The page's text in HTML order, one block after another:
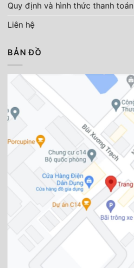
Quy định và hình thức thanh toán
Liên hệ
BẢN ĐỒ